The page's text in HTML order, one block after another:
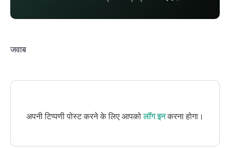
जवाब
अपनी टिप्पणी पोस्ट करने के लिए आपकोलॉग इनकरना होगा।